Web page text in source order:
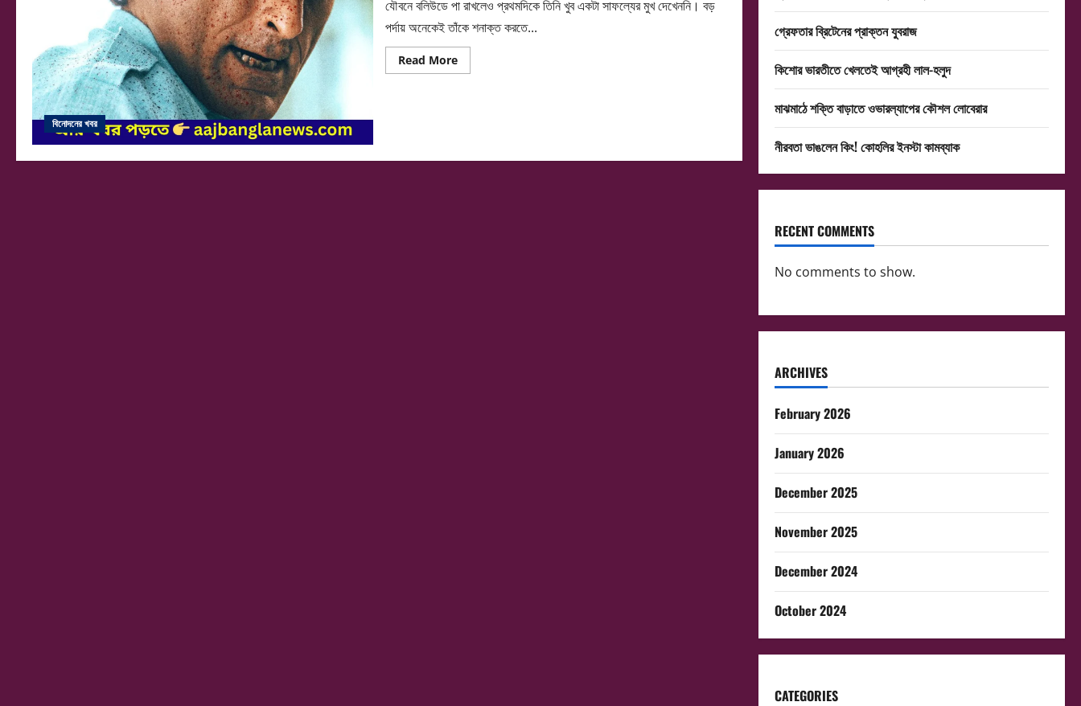
বিনোদনের খবর
যৌবনে বলিউডে পা রাখলেও প্রথমদিকে তিনি খুব একটা সাফল্যের মুখ দেখেননি। বড়
পর্দায় অনেকেই তাঁকে শনাক্ত করতে...
Read MoreRead
more
সম্পর্কে
গ্রেফতার ব্রিটেনের প্রাক্তন যুবরাজ
কিশোর ভারতীতে খেলতেই আগ্রহী লাল-হলুদ
মাঝমাঠে শক্তি বাড়াতে ওভারল্যাপের কৌশল লোবেরার
নীরবতা ভাঙলেন কিং! কোহলির ইনস্টা কামব্যাক
RECENT COMMENTS
No comments to show.
ARCHIVES
February 2026
January 2026
December 2025
November 2025
December 2024
October 2024
CATEGORIES